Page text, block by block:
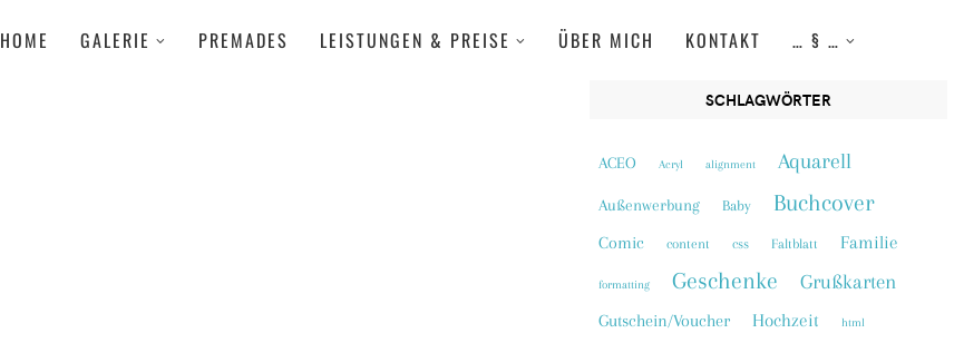
HOME GALERIE PREMADES LEISTUNGEN & PREISE ÜBER MICH KONTAKT … § …
SCHLAGWÖRTER
ACEO Acryl alignment Aquarell
Außenwerbung Baby Buchcover
Comic content css Faltblatt Familie
formatting Geschenke Grußkarten
Gutschein/Voucher Hochzeit html